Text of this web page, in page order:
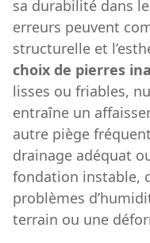
sa durabilité dans
erreurs peuvent
structurelle et
choix de pierres
lisses ou friables,
entraîne un
autre piège
drainage adéquat
fondation instable,
problèmes
terrain ou une